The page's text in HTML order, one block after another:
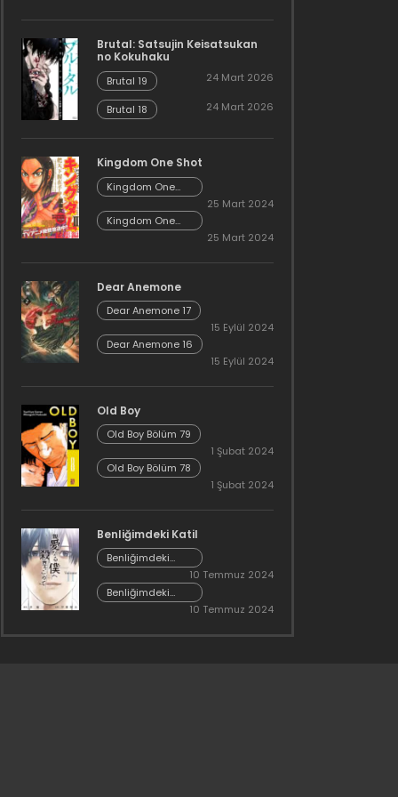
Brutal: Satsujin Keisatsukan
no Kokuhaku
Brutal 19 24 Mart 2026
Brutal 18 24 Mart 2026
Kingdom One Shot
Kingdom One
Shot 02
25 Mart 2024
Kingdom One
Shot 01
25 Mart 2024
Dear Anemone
Dear Anemone 17
15 Eylül 2024
Dear Anemone 16
15 Eylül 2024
Old Boy
Old Boy Bölüm 79
1 Şubat 2024
Old Boy Bölüm 78
1 Şubat 2024
Benliğimdeki Katil
Benliğimdeki
Katil 97.5
10 Temmuz 2024
Benliğimdeki
Katil 97
10 Temmuz 2024